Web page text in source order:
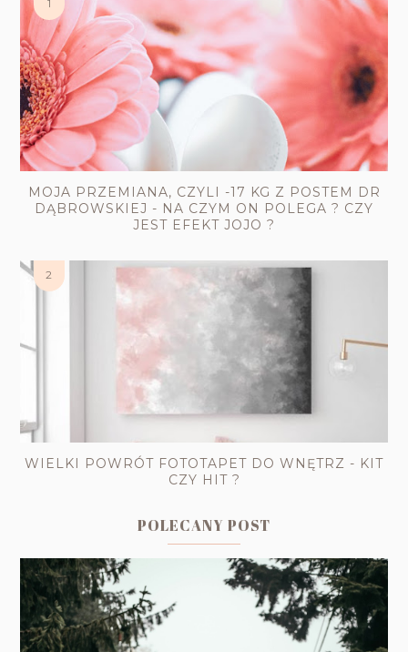
MOJA PRZEMIANA, CZYLI -17 KG Z POSTEM DR
DĄBROWSKIEJ - NA CZYM ON POLEGA ? CZY
JEST EFEKT JOJO ?
WIELKI POWRÓT FOTOTAPET DO WNĘTRZ - KIT
CZY HIT ?
POLECANY POST